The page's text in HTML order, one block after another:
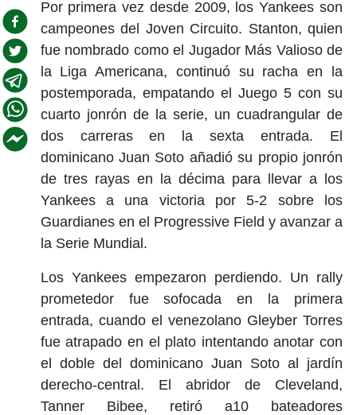
Por primera vez desde 2009, los Yankees son
campeones del Joven Circuito. Stanton, quien
fue nombrado como el Jugador Más Valioso de
la Liga Americana, continuó su racha en la
postemporada, empatando el Juego 5 con su
cuarto jonrón de la serie, un cuadrangular de
dos carreras en la sexta entrada. El
dominicano Juan Soto añadió su propio jonrón
de tres rayas en la décima para llevar a los
Yankees a una victoria por 5-2 sobre los
Guardianes en el Progressive Field y avanzar a
la Serie Mundial.
Los Yankees empezaron perdiendo. Un rally
prometedor fue sofocada en la primera
entrada, cuando el venezolano Gleyber Torres
fue atrapado en el plato intentando anotar con
el doble del dominicano Juan Soto al jardín
derecho-central. El abridor de Cleveland,
Tanner Bibee, retiró a10 bateadores